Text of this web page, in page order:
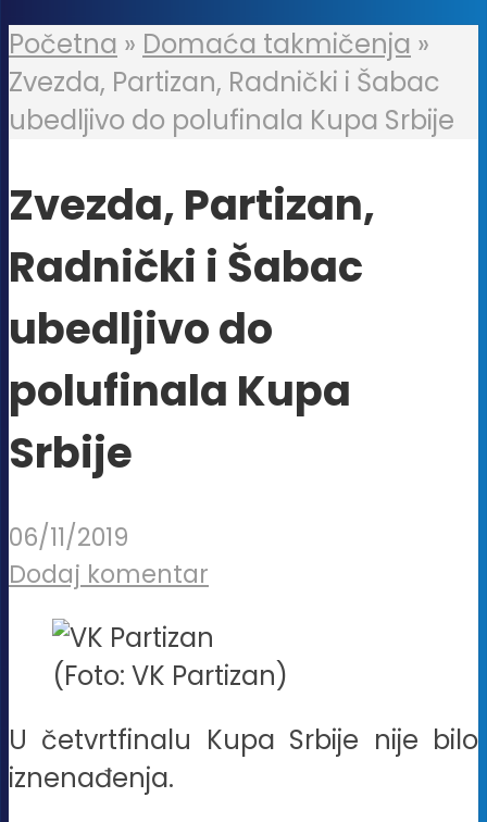
Početna » Domaća takmičenja »
Zvezda, Partizan, Radnički i Šabac
ubedljivo do polufinala Kupa Srbije
Zvezda, Partizan,
Radnički i Šabac
ubedljivo do
polufinala Kupa
Srbije
06/11/2019
Dodaj komentar
(Foto: VK Partizan)
U četvrtfinalu Kupa Srbije nije bilo
iznenađenja.